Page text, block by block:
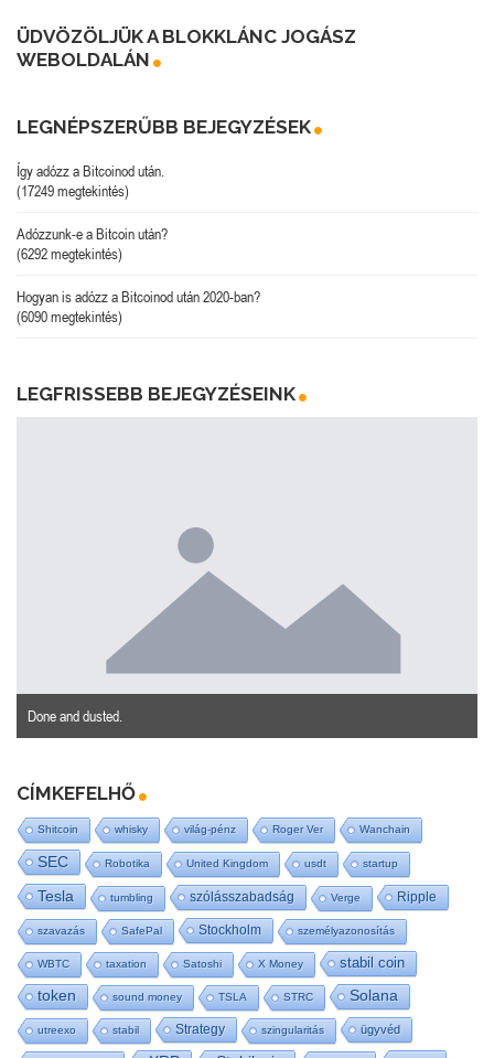
ÜDVÖZÖLJÜK A BLOKKLÁNC JOGÁSZ
WEBOLDALÁN
LEGNÉPSZERŰBB BEJEGYZÉSEK
Így adózz a Bitcoinod után.
(17249 megtekintés)
Adózzunk-e a Bitcoin után?
(6292 megtekintés)
Hogyan is adózz a Bitcoinod után 2020-ban?
(6090 megtekintés)
LEGFRISSEBB BEJEGYZÉSEINK
Done and dusted.
CÍMKEFELHŐ
Shitcoin whisky világ-pénz Roger Ver Wanchain
SEC Robotika United Kingdom usdt startup
Tesla tumbling szólásszabadság Verge Ripple
szavazás SafePal Stockholm személyazonosítás
WBTC taxation Satoshi X Money
stabil coin
token
sound money TSLA STRC Solana
utreexo stabil Strategy szingularitás ügyvéd